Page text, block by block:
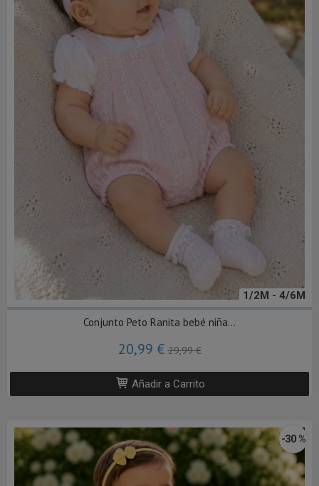
1/2M - 4/6M
Conjunto Peto Ranita bebé niña...
20,99 €29,99 €
Añadir a Carrito
-30 %